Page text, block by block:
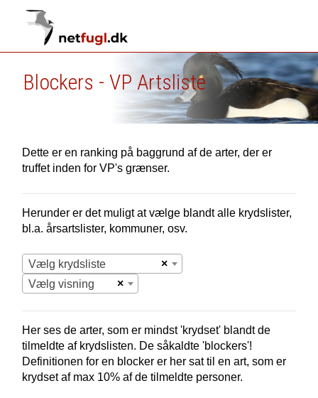
Blockers - VP Artsliste
Dette er en ranking på baggrund af de arter, der er
truffet inden for VP's grænser.
Herunder er det muligt at vælge blandt alle krydslister,
bl.a. årsartslister, kommuner, osv.
×
Vælg krydsliste
×
Vælg visning
Her ses de arter, som er mindst 'krydset' blandt de
tilmeldte af krydslisten. De såkaldte 'blockers'!
Definitionen for en blocker er her sat til en art, som er
krydset af max 10% af de tilmeldte personer.